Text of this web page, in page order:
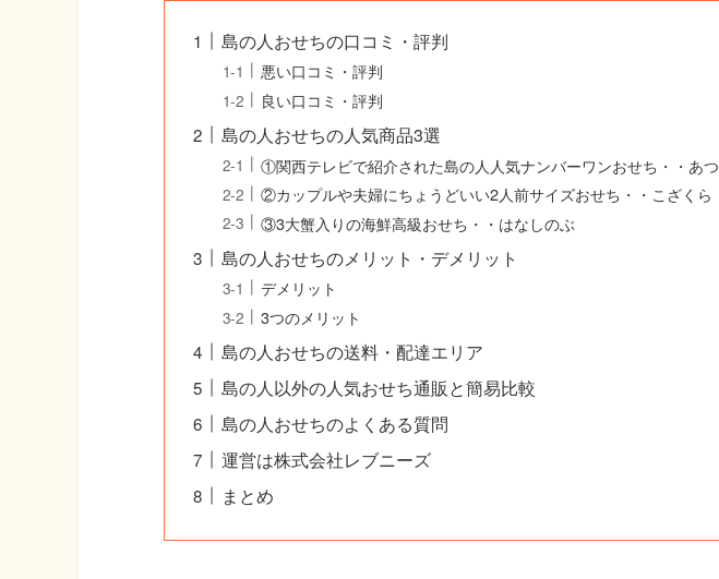
島の人おせちの口コミ・評判
悪い口コミ・評判
良い口コミ・評判
島の人おせちの人気商品3選
①関西テレビで紹介された島の人人気ナンバーワンおせち・・あ
②カップルや夫婦にちょうどいい2人前サイズおせち・・こざくら
③3大蟹入りの海鮮高級おせち・・はなしのぶ
島の人おせちのメリット・デメリット
デメリット
3つのメリット
島の人おせちの送料・配達エリア
島の人以外の人気おせち通販と簡易比較
島の人おせちのよくある質問
運営は株式会社レブニーズ
まとめ